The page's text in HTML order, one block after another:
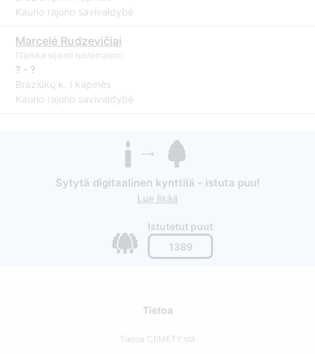
Kauno rajono savivaldybė
Marcelė Rudzevičiai
(Tarkka sijainti tuntematon)
? - ?
Braziūkų k. I kapinės
Kauno rajono savivaldybė
Sytytä digitaalinen kynttilä - istuta puu!
Lue lisää
Istutetut puut
1389
Tietoa
Tietoa CEMETY:stä